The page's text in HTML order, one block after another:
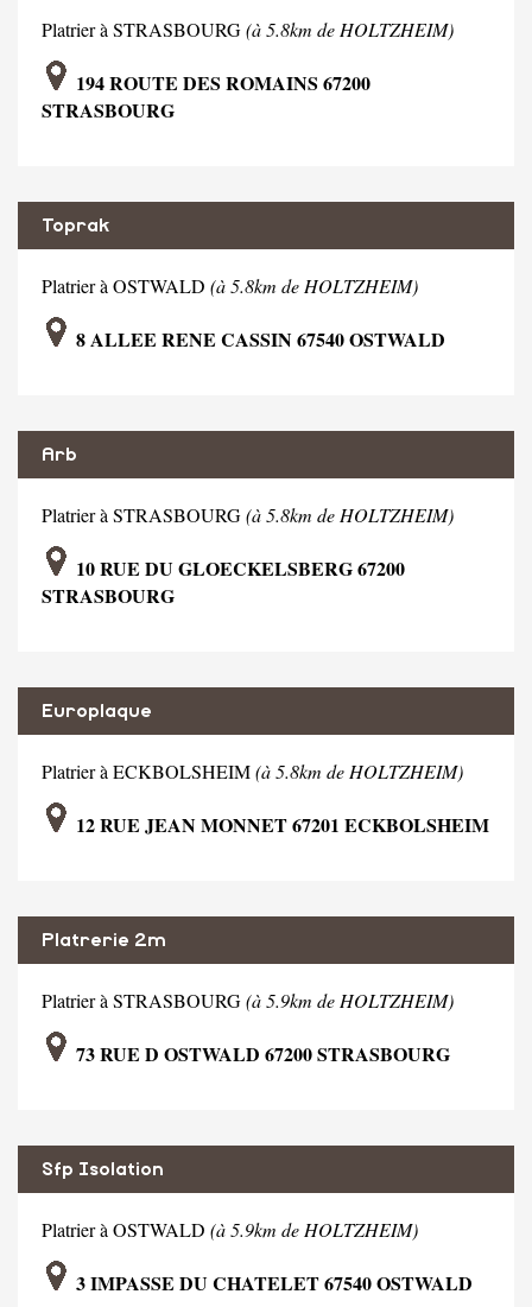
Platrier à STRASBOURG(à 5.8km de HOLTZHEIM)
194 ROUTE DES ROMAINS 67200
STRASBOURG
Toprak
Platrier à OSTWALD (à 5.8km de HOLTZHEIM)
8 ALLEE RENE CASSIN 67540 OSTWALD
Arb
Platrier à STRASBOURG(à 5.8km de HOLTZHEIM)
10 RUE DU GLOECKELSBERG 67200
STRASBOURG
Europlaque
Platrier à ECKBOLSHEIM(à 5.8km de HOLTZHEIM)
12 RUE JEAN MONNET 67201 ECKBOLSHEIM
Platrerie 2m
Platrier à STRASBOURG(à 5.9km de HOLTZHEIM)
73 RUE D OSTWALD 67200 STRASBOURG
Sfp Isolation
Platrier à OSTWALD (à 5.9km de HOLTZHEIM)
3 IMPASSE DU CHATELET 67540 OSTWALD